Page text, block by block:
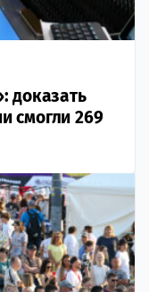
доказать
смогли 269